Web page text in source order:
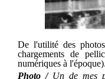
De l'utilité des
chargements de
numériques à
Photo /Un de mes